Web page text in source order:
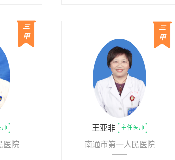
师
医院
三
甲
王亚非 主任医师
南通市第一人民医院
三
甲